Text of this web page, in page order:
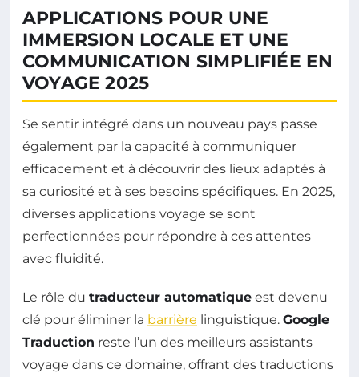
APPLICATIONS POUR UNE
IMMERSION LOCALE ET UNE
COMMUNICATION SIMPLIFIÉE EN
VOYAGE 2025
Se sentir intégré dans un nouveau pays passe
également par la capacité à communiquer
efficacement et à découvrir des lieux adaptés à
sa curiosité et à ses besoins spécifiques. En 2025,
diverses applications voyage se sont
perfectionnées pour répondre à ces attentes
avec fluidité.
Le rôle du traducteur automatique est devenu
clé pour éliminer la barrière linguistique. Google
Traduction reste l’un des meilleurs assistants
voyage dans ce domaine, offrant des traductions